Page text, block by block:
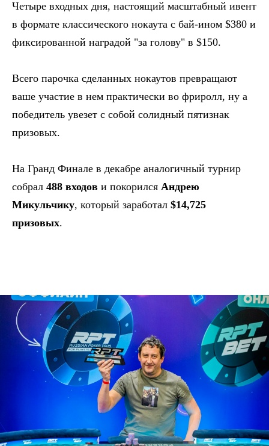
Четыре входных дня, настоящий масштабный ивент
в формате классического нокаута с бай-ином $380 и
фиксированной наградой "за голову" в $150.
Всего парочка сделанных нокаутов превращают
ваше участие в нем практически во фриролл, ну а
победитель увезет с собой солидный пятизнак
призовых.
На Гранд Финале в декабре аналогичный турнир
собрал 488 входов и покорился Андрею
Микульчику, который заработал $14,725
призовых.